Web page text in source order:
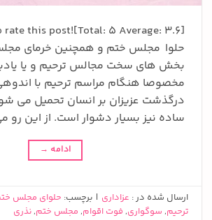
حلوا مجلس ختم و همچنین خرمای
بخش های سخت مجالس ترحیم و یا
مخصوصا هنگام مراسم ترحیم با
درگذشت عزیزان بر انسان تحمیل می
ساده نیز بسیار دشوار است. از این رو
ادامه →
ارسال شده در : عزاداری | برچسب: حلوای مجلس
ترحیم, سوگواری, فوت اقوام, مجلس ختم,نذری